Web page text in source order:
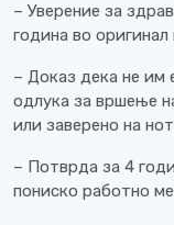
– Уверение за
година во
– Доказ дека не им
одлука за вршење
или заверено на
– Потврда за 4
пониско работно